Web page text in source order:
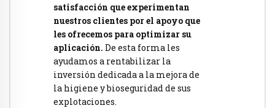
satisfacción que experimentan
nuestros clientes por el apoyo que
les ofrecemos para optimizar su
aplicación. De esta forma les
ayudamos a rentabilizar la
inversión dedicada a la mejora de
la higiene y bioseguridad de sus
explotaciones.